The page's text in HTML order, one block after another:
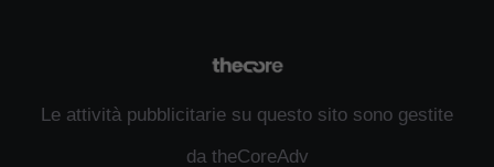
Le attività pubblicitarie su questo sito sono gestite
da theCoreAdv